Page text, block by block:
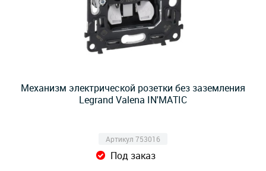
Механизм электрической розетки без заземления
Legrand Valena IN'MATIC
Артикул 753016
Под заказ